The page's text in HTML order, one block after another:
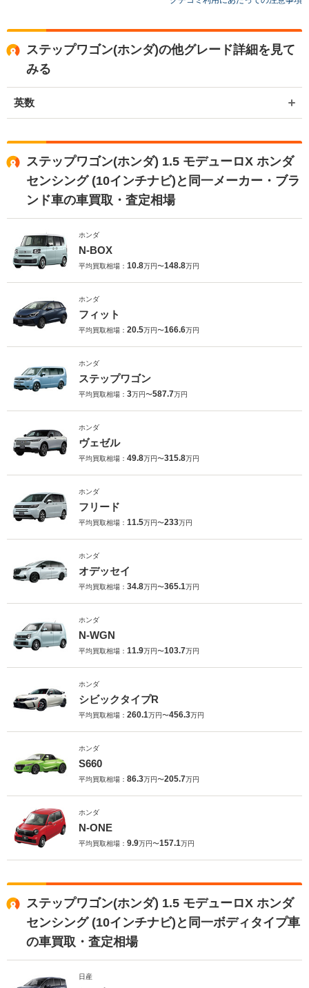
ステップワゴン(ホンダ)の他グレード詳細を見て
みる
英数
ステップワゴン(ホンダ) 1.5 モデューロX ホンダ
センシング (10インチナビ)と同一メーカー・ブラ
ンド車の車買取・査定相場
ホンダ
N-BOX
平均買取相場： 10.8万円〜148.8万円
ホンダ
フィット
平均買取相場： 20.5万円〜166.6万円
ホンダ
ステップワゴン
平均買取相場： 3万円〜587.7万円
ホンダ
ヴェゼル
平均買取相場： 49.8万円〜315.8万円
ホンダ
フリード
平均買取相場： 11.5万円〜233万円
ホンダ
オデッセイ
平均買取相場： 34.8万円〜365.1万円
ホンダ
N-WGN
平均買取相場： 11.9万円〜103.7万円
ホンダ
シビックタイプR
平均買取相場： 260.1万円〜456.3万円
ホンダ
S660
平均買取相場： 86.3万円〜205.7万円
ホンダ
N-ONE
平均買取相場： 9.9万円〜157.1万円
ステップワゴン(ホンダ) 1.5 モデューロX ホンダ
センシング (10インチナビ)と同一ボディタイプ車
の車買取・査定相場
日産